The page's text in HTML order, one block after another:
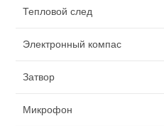
Тепловой след
Электронный компас
Затвор
Микрофон